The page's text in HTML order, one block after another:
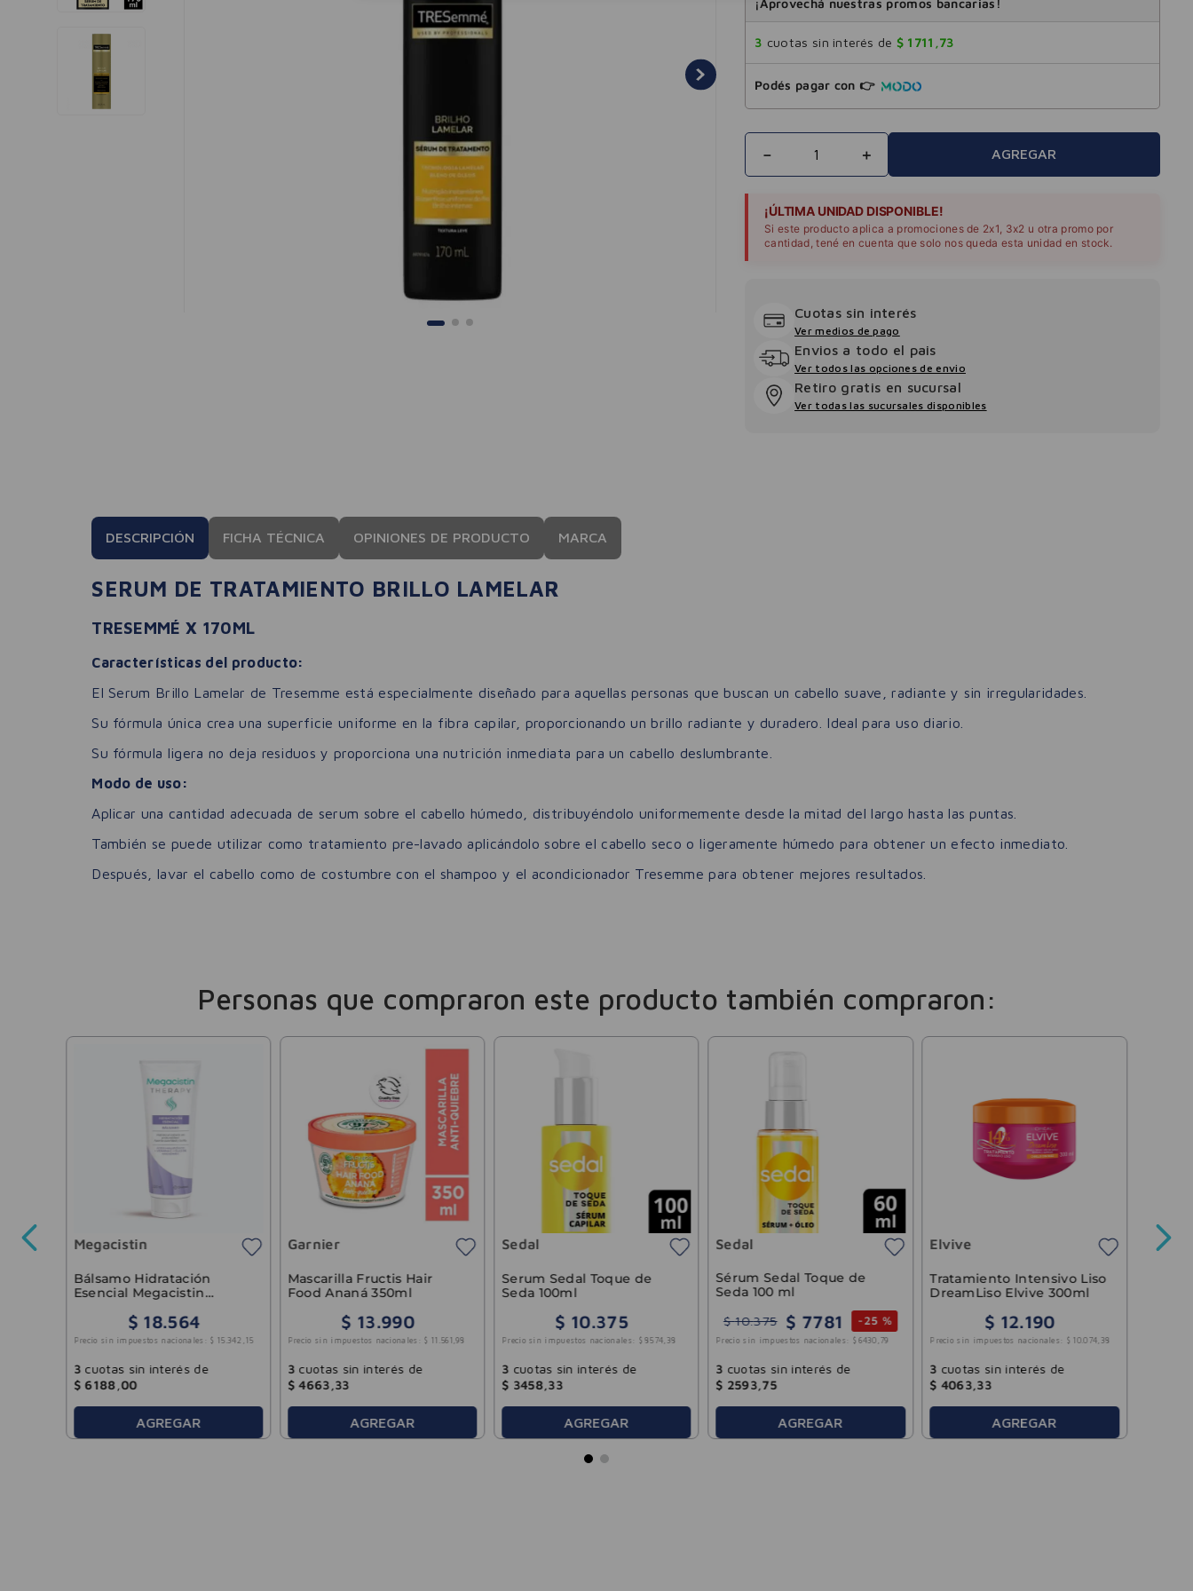
¡Aprovechá nuestras promos bancarias!
3 cuotas sin interés de $ 1711 ,73
Podés pagar con 👉
＋
－ AGREGAR
¡ÚLTIMA UNIDAD DISPONIBLE!
Si este producto aplica a promociones de 2x1, 3x2 u otra promo por
cantidad, tené en cuenta que solo nos queda esta unidad en stock.
Cuotas sin interés
Ver medios de pago
Envios a todo el pais
Ver todos las opciones de envio
Retiro gratis en sucursal
Ver todas las sucursales disponibles
DESCRIPCIÓN FICHA TÉCNICA OPINIONES DE PRODUCTO MARCA
SERUM DE TRATAMIENTO BRILLO LAMELAR
TRESEMMÉ X 170ML
Características del producto:
El Serum Brillo Lamelar de Tresemme está especialmente diseñado para aquellas personas que buscan un cabello suave, radiante y sin irregularidades.
Su fórmula única crea una superficie uniforme en la fibra capilar, proporcionando un brillo radiante y duradero. Ideal para uso diario.
Su fórmula ligera no deja residuos y proporciona una nutrición inmediata para un cabello deslumbrante.
Modo de uso:
Aplicar una cantidad adecuada de serum sobre el cabello húmedo, distribuyéndolo uniformemente desde la mitad del largo hasta las puntas.
También se puede utilizar como tratamiento pre-lavado aplicándolo sobre el cabello seco o ligeramente húmedo para obtener un efecto inmediato.
Después, lavar el cabello como de costumbre con el shampoo y el acondicionador Tresemme para obtener mejores resultados.
Personas que compraron este producto también compraron:
Megacistin
Bálsamo Hidratación
Esencial Megacistin
$ 18.564
Precio sin impuestos nacionales: $ 15 342 15
3 cuotas sin interés de
$ 6188 ,00
AGREGAR
Garnier
Mascarilla Fructis Hair
Food Ananá 350ml
$ 13.990
Precio sin impuestos nacionales: $ 11 561 ,98
3 cuotas sin interés de
$ 4663 33
AGREGAR
Sedal
Serum Sedal Toque de
Seda 100ml
$ 10.375
Precio sin impuestos nacionales: $ 8574 38
3 cuotas sin interés de
$ 3458 33
AGREGAR
Sedal
Sérum Sedal Toque de
Seda 100 ml
$ 10.375 $ 7781 -25 %
Precio sin impuestos nacionales: $ 6430 , 79
3 cuotas sin interés de
$ 2593 75
AGREGAR
Elvive
Tratamiento Intensivo Liso
DreamLiso Elvive 300ml
$ 12.190
Precio sin impuestos nacionales: $ 10 .074 38
3 cuotas sin interés de
$ 4063 33
AGREGAR